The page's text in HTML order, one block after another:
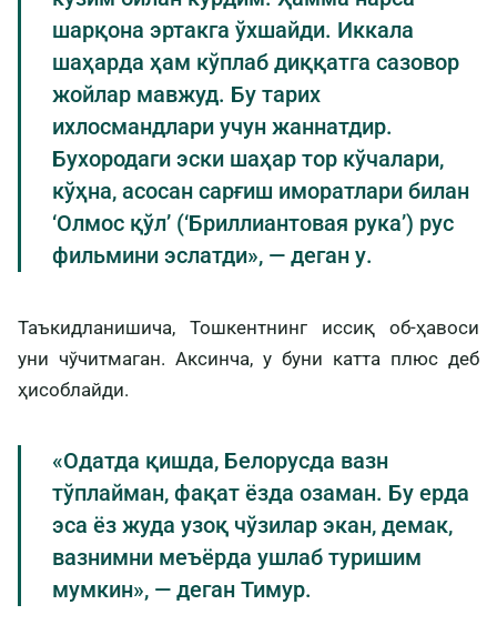
шарқона эртакга ўхшайди. Иккала
шаҳарда ҳам кўплаб диққатга сазовор
жойлар мавжуд. Бу тарих
ихлосмандлари учун жаннатдир.
Бухородаги эски шаҳар тор кўчалари,
кўҳна, асосан сарғиш иморатлари билан
‘Олмос қўл’ (‘Бриллиантовая рука’) рус
фильмини эслатди», — деган у.
Таъкидланишича, Тошкентнинг иссиқ об-ҳавоси
уни чўчитмаган. Аксинча, у буни катта плюс деб
ҳисоблайди.
«Одатда қишда, Белорусда вазн
тўплайман, фақат ёзда озаман. Бу ерда
эса ёз жуда узоқ чўзилар экан, демак,
вазнимни меъёрда ушлаб туришим
мумкин», — деган Тимур.